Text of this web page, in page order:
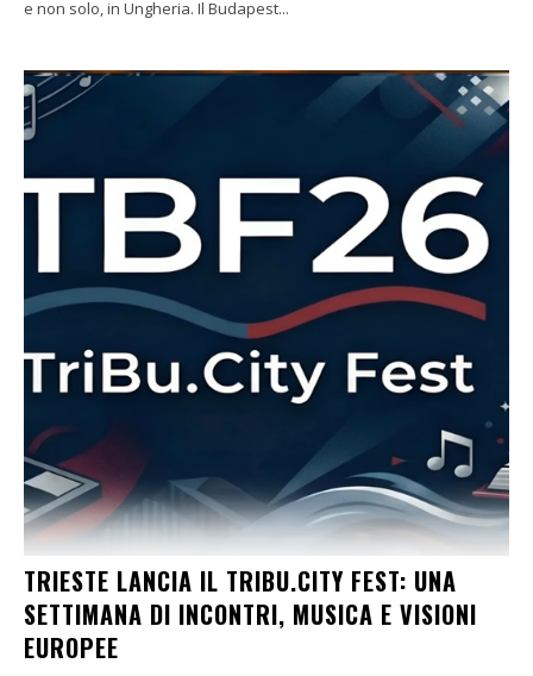
e non solo, in Ungheria. Il Budapest...
TRIESTE LANCIA IL TRIBU.CITY FEST: UNA
SETTIMANA DI INCONTRI, MUSICA E VISIONI
EUROPEE